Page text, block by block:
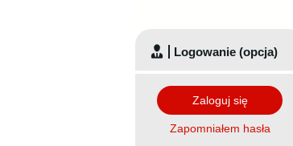
Logowanie (opcja)
Zaloguj się
Zapomniałem hasła